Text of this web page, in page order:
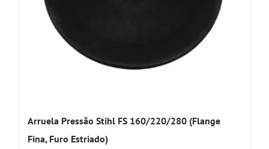
Arruela Pressão Stihl FS 160/220/280 (Flange
Fina, Furo Estriado)